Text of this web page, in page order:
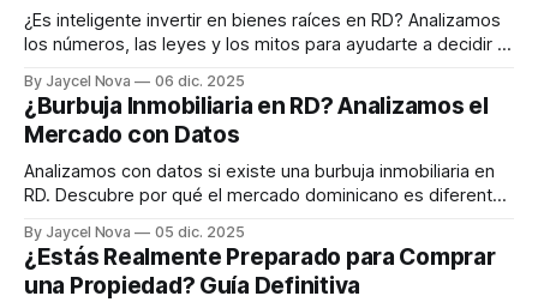
¿Es inteligente invertir en bienes raíces en RD? Analizamos
los números, las leyes y los mitos para ayudarte a decidir si
By Jaycel Nova 06 dic. 2025
¿Burbuja Inmobiliaria en RD? Analizamos el
Mercado con Datos
Analizamos con datos si existe una burbuja inmobiliaria en
RD. Descubre por qué el mercado dominicano es diferente
By Jaycel Nova 05 dic. 2025
¿Estás Realmente Preparado para Comprar
una Propiedad? Guía Definitiva